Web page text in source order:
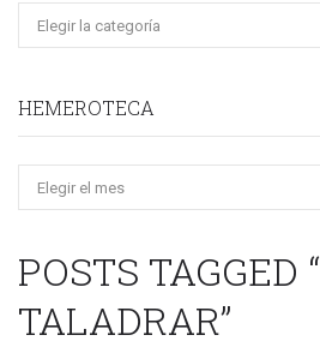
HEMEROTECA
POSTS TAGGED “
TALADRAR”